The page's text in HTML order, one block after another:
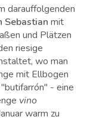
darauffolgenden
Sebastian mit
und Plätzen
riesige
wo man
mit Ellbogen
- eine
vino
warm zu